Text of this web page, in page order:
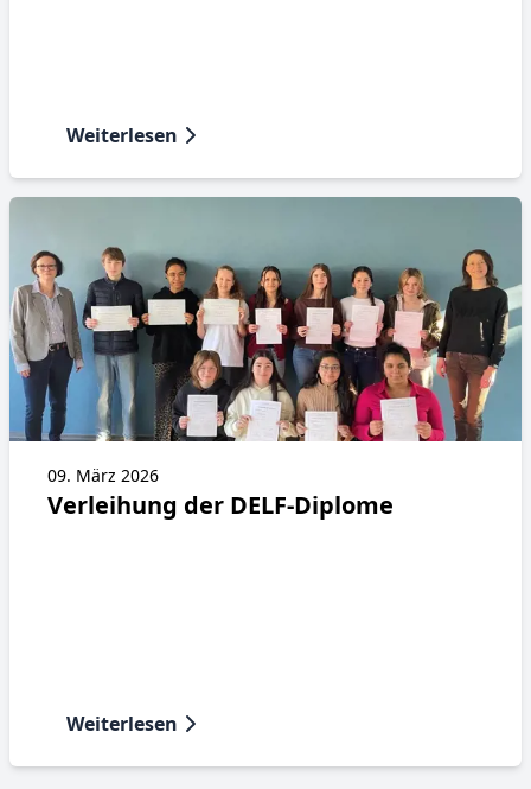
Weiterlesen
09. März 2026
Verleihung der DELF-Diplome
Weiterlesen